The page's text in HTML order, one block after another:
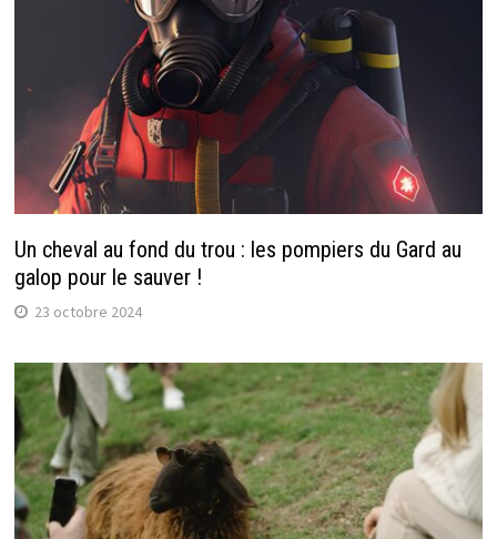
Un cheval au fond du trou : les pompiers du Gard au
galop pour le sauver !
23 octobre 2024